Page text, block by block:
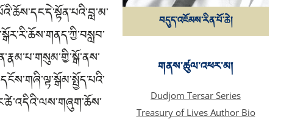
བདུད་འཇོམས་རིན་པོ་ཆེ།
གནས་ཚུལ་འཕར་མ།
Dudjom Tersar Series
Treasury of Lives Author Bio